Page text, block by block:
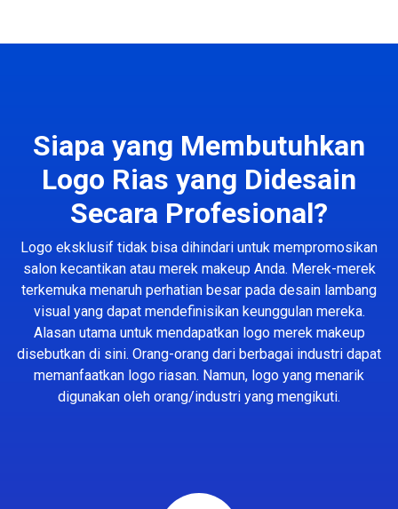
Siapa yang Membutuhkan
Logo Rias yang Didesain
Secara Profesional?
Logo eksklusif tidak bisa dihindari untuk mempromosikan
salon kecantikan atau merek makeup Anda. Merek-merek
terkemuka menaruh perhatian besar pada desain lambang
visual yang dapat mendefinisikan keunggulan mereka.
Alasan utama untuk mendapatkan logo merek makeup
disebutkan di sini. Orang-orang dari berbagai industri dapat
memanfaatkan logo riasan. Namun, logo yang menarik
digunakan oleh orang/industri yang mengikuti.